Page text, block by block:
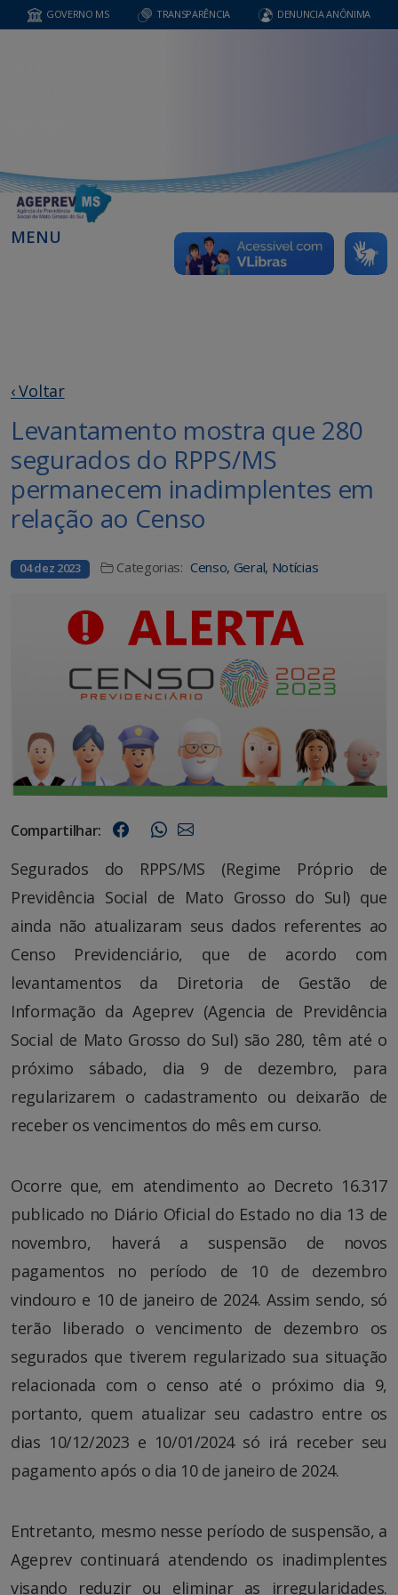
GOVERNO MS TRANSPARÊNCIA DENUNCIA ANÔNIMA
MENU
‹ Voltar
Levantamento mostra que 280
segurados do RPPS/MS
permanecem inadimplentes em
relação ao Censo
04 dez 2023 Categorias: Censo, Geral, Notícias
Compartilhar:
Segurados do RPPS/MS (Regime Próprio de
Previdência Social de Mato Grosso do Sul) que
ainda não atualizaram seus dados referentes ao
Censo Previdenciário, que de acordo com
levantamentos da Diretoria de Gestão de
Informação da Ageprev (Agencia de Previdência
Social de Mato Grosso do Sul) são 280, têm até o
próximo sábado, dia 9 de dezembro, para
regularizarem o cadastramento ou deixarão de
receber os vencimentos do mês em curso.
Ocorre que, em atendimento ao Decreto 16.317
publicado no Diário Oficial do Estado no dia 13 de
novembro, haverá a suspensão de novos
pagamentos no período de 10 de dezembro
vindouro e 10 de janeiro de 2024. Assim sendo, só
terão liberado o vencimento de dezembro os
segurados que tiverem regularizado sua situação
relacionada com o censo até o próximo dia 9,
portanto, quem atualizar seu cadastro entre os
dias 10/12/2023 e 10/01/2024 só irá receber seu
pagamento após o dia 10 de janeiro de 2024.
Entretanto, mesmo nesse período de suspensão, a
Ageprev continuará atendendo os inadimplentes
visando reduzir ou eliminar as irregularidades.